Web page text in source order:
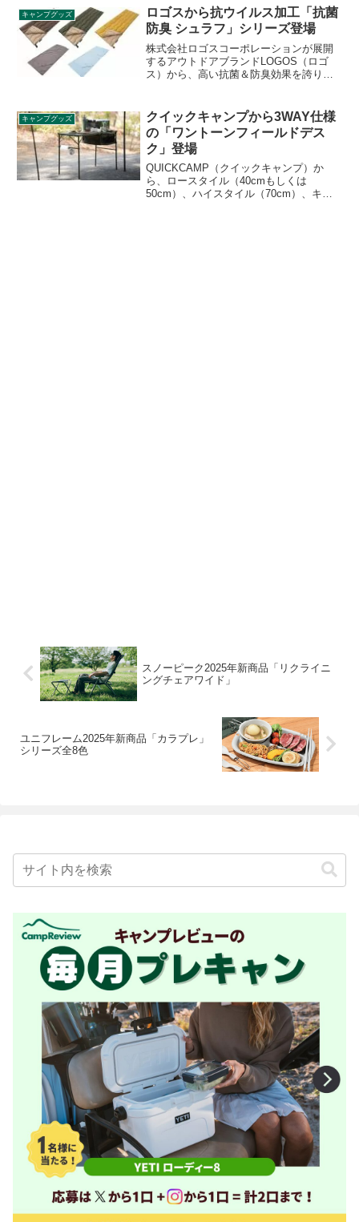
ーの3サイズ展開です。詳細をレビューし
ます。
キャンプグッズ
ロゴスから抗ウイルス加工「抗菌
防臭 シュラフ」シリーズ登場
株式会社ロゴスコーポレーションが展開
するアウトドアブランドLOGOS（ロゴ
ス）から、高い抗菌＆防臭効果を誇り、
た。販売開始は2021年2月25日です。詳細
をレビューします。
キャンプグッズ
クイックキャンプから3WAY仕様
の「ワントーンフィールドデス
ク」登場
QUICKCAMP（クイックキャンプ）か
ら、ロースタイル（40cmもしくは
50cm）、ハイスタイル（70cm）、キッ
スノーピーク2025年新商品「リクライニ
ングチェアワイド」
ユニフレーム2025年新商品「カラプレ」
シリーズ全8色